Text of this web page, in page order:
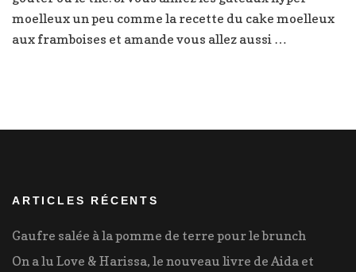
moelleux un peu comme la recette du cake moelleux
aux framboises et amande vous allez aussi …
ARTICLES RÉCENTS
Gaufre salée à la pomme de terre pour le brunch
On a lu Love & Harissa, le nouveau livre de Aida et